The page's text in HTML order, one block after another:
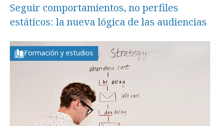
Seguir comportamientos, no perfiles
estáticos: la nueva lógica de las audiencias
Formación y estudios